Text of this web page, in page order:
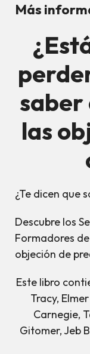
Más
saber
las
¿Te dicen que
Descubre los
Formadores
objeción de
Este libro
Tracy,
Carnegie,
Gitomer, Jeb